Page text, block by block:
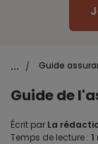
... / Guide
Guide de
Écrit par La
Temps de lecture :